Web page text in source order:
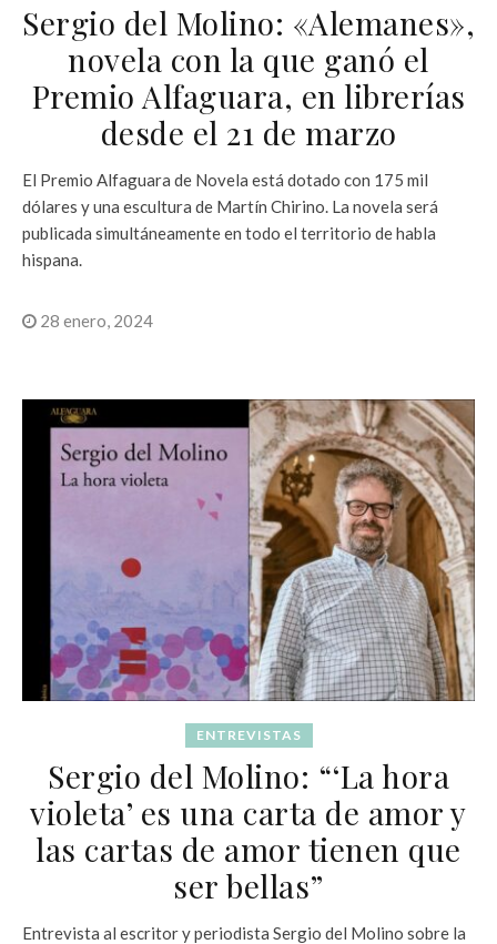
Sergio del Molino: «Alemanes»,
novela con la que ganó el
Premio Alfaguara, en librerías
desde el 21 de marzo
El Premio Alfaguara de Novela está dotado con 175 mil
dólares y una escultura de Martín Chirino. La novela será
publicada simultáneamente en todo el territorio de habla
hispana.
28 enero, 2024
ENTREVISTAS
Sergio del Molino: “‘La hora
violeta’ es una carta de amor y
las cartas de amor tienen que
ser bellas”
Entrevista al escritor y periodista Sergio del Molino sobre la